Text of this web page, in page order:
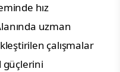
hız
uzman
çalışmalar
güçlerini